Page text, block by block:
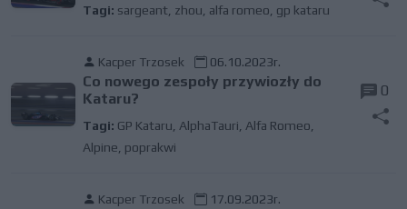
Tagi: sargeant zhou alfa romeo gp kataru
Kacper Trzosek 06.10.2023r.
Co nowego zespoły przywiozły do
Kataru?
Tagi: GP Kataru AlphaTauri Alfa Romeo
Alpine poprakwi
0
Kacper Trzosek 17.09.2023r.